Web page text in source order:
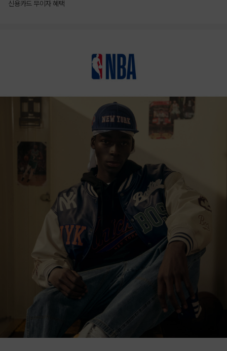
신용카드 무이자 혜택